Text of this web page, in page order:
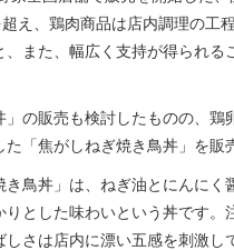
え、鶏肉商品は店内調理の工
、また、幅広く支持が得られ
の販売も検討したものの、鶏
「焦がしねぎ焼き鳥丼」を販
鳥丼」は、ねぎ油とにんにく
りとした味わいという丼です
しさは店内に漂い五感を刺激